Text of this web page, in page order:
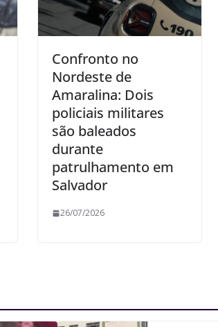
Confronto no
Nordeste de
Amaralina: Dois
policiais militares
são baleados
durante
patrulhamento em
Salvador
26/07/2026